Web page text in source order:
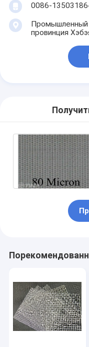
0086-
Промышленный
провинция